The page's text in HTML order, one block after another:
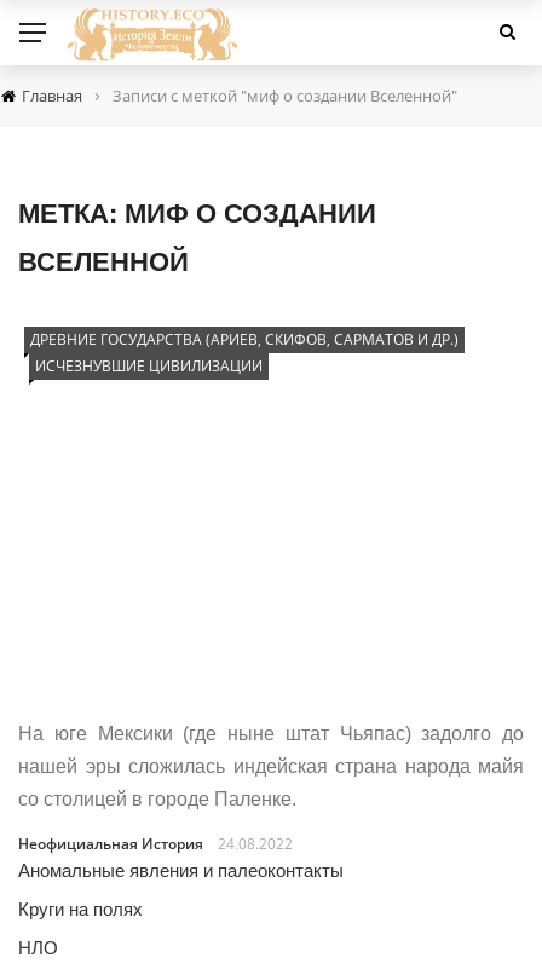
Главная › Записи с меткой "миф о создании Вселенной"
МЕТКА: МИФ О СОЗДАНИИ
ВСЕЛЕННОЙ
ДРЕВНИЕ ГОСУДАРСТВА (АРИЕВ, СКИФОВ, САРМАТОВ И ДР.)
ИСЧЕЗНУВШИЕ ЦИВИЛИЗАЦИИ
На юге Мексики (где ныне штат Чьяпас) задолго до
нашей эры сложилась индейская страна народа майя
со столицей в городе Паленке.
Неофициальная История
24.08.2022
Аномальные явления и палеоконтакты
Круги на полях
НЛО